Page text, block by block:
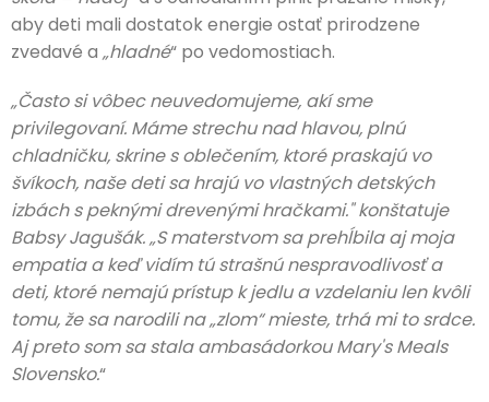
aby deti mali dostatok energie ostať prirodzene
zvedavé a „hladné“ po vedomostiach.
„Často si vôbec neuvedomujeme, akí sme
privilegovaní. Máme strechu nad hlavou, plnú
chladničku, skrine s oblečením, ktoré praskajú vo
švíkoch, naše deti sa hrajú vo vlastných detských
izbách s peknými drevenými hračkami." konštatuje
Babsy Jagušák.„S materstvom sa prehĺbila aj moja
empatia a keď vidím tú strašnú nespravodlivosť a
deti, ktoré nemajú prístup k jedlu a vzdelaniu len kvôli
tomu, že sa narodili na„zlom“ mieste, trhá mi to srdce.
Aj preto som sa stala ambasádorkou Mary's Meals
Slovensko.“